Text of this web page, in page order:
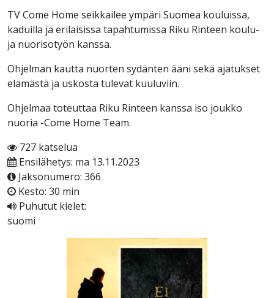
TV Come Home seikkailee ympäri Suomea kouluissa,
kaduilla ja erilaisissa tapahtumissa Riku Rinteen koulu-
ja nuorisotyön kanssa.
Ohjelman kautta nuorten sydänten ääni sekä ajatukset
elämästä ja uskosta tulevat kuuluviin.
Ohjelmaa toteuttaa Riku Rinteen kanssa iso joukko
nuoria -Come Home Team.
727 katselua
Ensilähetys: ma 13.11.2023
Jaksonumero: 366
Kesto: 30 min
Puhutut kielet:
suomi